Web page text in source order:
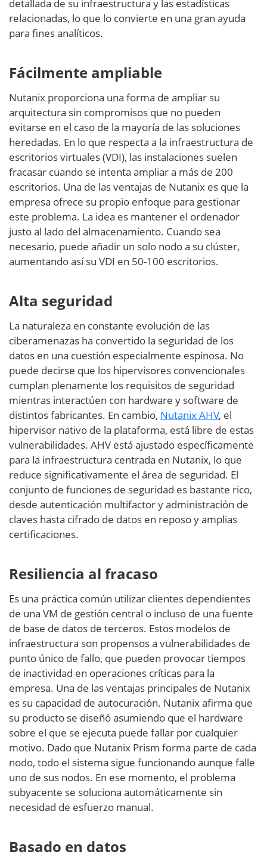
detallada de su infraestructura y las estadísticas
relacionadas, lo que lo convierte en una gran ayuda
para fines analíticos.
Fácilmente ampliable
Nutanix proporciona una forma de ampliar su
arquitectura sin compromisos que no pueden
evitarse en el caso de la mayoría de las soluciones
heredadas. En lo que respecta a la infraestructura de
escritorios virtuales (VDI), las instalaciones suelen
fracasar cuando se intenta ampliar a más de 200
escritorios. Una de las ventajas de Nutanix es que la
empresa ofrece su propio enfoque para gestionar
este problema. La idea es mantener el ordenador
justo al lado del almacenamiento. Cuando sea
necesario, puede añadir un solo nodo a su clúster,
aumentando así su VDI en 50-100 escritorios.
Alta seguridad
La naturaleza en constante evolución de las
ciberamenazas ha convertido la seguridad de los
datos en una cuestión especialmente espinosa. No
puede decirse que los hipervisores convencionales
cumplan plenamente los requisitos de seguridad
mientras interactúen con hardware y software de
distintos fabricantes. En cambio, Nutanix AHV, el
hipervisor nativo de la plataforma, está libre de estas
vulnerabilidades. AHV está ajustado específicamente
para la infraestructura centrada en Nutanix, lo que
reduce significativamente el área de seguridad. El
conjunto de funciones de seguridad es bastante rico,
desde autenticación multifactor y administración de
claves hasta cifrado de datos en reposo y amplias
certificaciones.
Resiliencia al fracaso
Es una práctica común utilizar clientes dependientes
de una VM de gestión central o incluso de una fuente
de base de datos de terceros. Estos modelos de
infraestructura son propensos a vulnerabilidades de
punto único de fallo, que pueden provocar tiempos
de inactividad en operaciones críticas para la
empresa. Una de las ventajas principales de Nutanix
es su capacidad de autocuración. Nutanix afirma que
su producto se diseñó asumiendo que el hardware
sobre el que se ejecuta puede fallar por cualquier
motivo. Dado que Nutanix Prism forma parte de cada
nodo, todo el sistema sigue funcionando aunque falle
uno de sus nodos. En ese momento, el problema
subyacente se soluciona automáticamente sin
necesidad de esfuerzo manual.
Basado en datos